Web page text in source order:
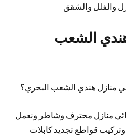
والفلل والشقق
الشعب
منازل هندي الشعب البحري؟
منازل محترف وشاطر ونعمل
قواطع تجديد كابلات